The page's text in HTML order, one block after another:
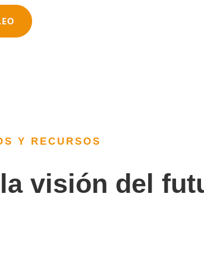
Y RECURSOS
visión del